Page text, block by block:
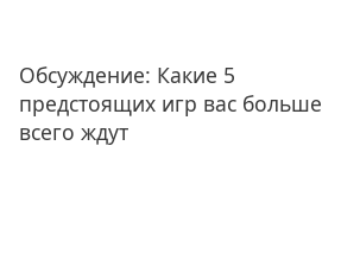
Обсуждение: Какие 5
предстоящих игр вас больше
всего ждут